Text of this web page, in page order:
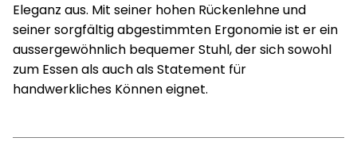
Eleganz aus. Mit seiner hohen Rückenlehne und
seiner sorgfältig abgestimmten Ergonomie ist er ein
aussergewöhnlich bequemer Stuhl, der sich sowohl
zum Essen als auch als Statement für
handwerkliches Können eignet.